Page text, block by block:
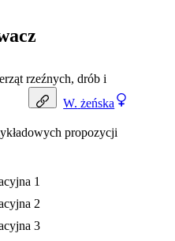
W. żeńska
rzeźnych, drób i
propozycji
1
2
3